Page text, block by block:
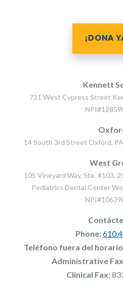
¡DONA
Kennett
731 West Cypress Street
14 South 3rd Street Oxford,
West
105 Vineyard Way, Ste. #103,
Pediatrics Dental Center
Phone:
Teléfono fuera del
Administrative
Clinical Fax: